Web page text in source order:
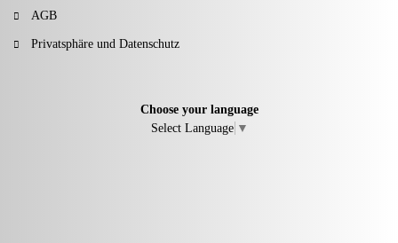
AGB
Privatsphäre und Datenschutz
Choose your language
Select Language ▼